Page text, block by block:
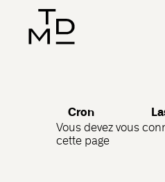
Cron
Vous devez vous
cette page